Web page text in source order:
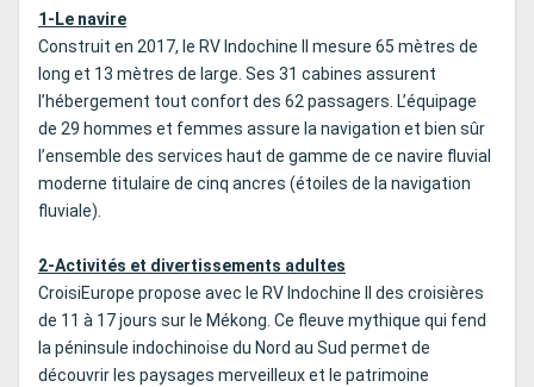
1-Le navire
Construit en 2017, le RV Indochine II mesure 65 mètres de
long et 13 mètres de large. Ses 31 cabines assurent
l’hébergement tout confort des 62 passagers. L’équipage
de 29 hommes et femmes assure la navigation et bien sûr
l’ensemble des services haut de gamme de ce navire fluvial
moderne titulaire de cinq ancres (étoiles de la navigation
fluviale).
2-Activités et divertissements adultes
CroisiEurope propose avec le RV Indochine II des croisières
de 11 à 17 jours sur le Mékong. Ce fleuve mythique qui fend
la péninsule indochinoise du Nord au Sud permet de
découvrir les paysages merveilleux et le patrimoine